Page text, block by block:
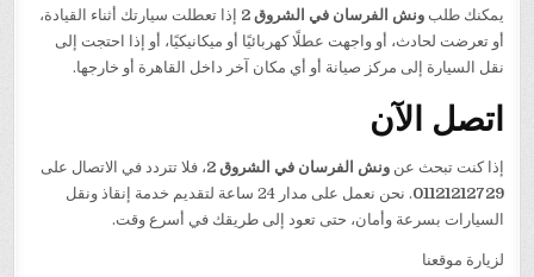
يمكنك طلبونش الفرسان في الشروق 2
إذا تعطلت سيارتك أثناء القيادة،
أو تعرضت لحادث، أو واجهت عطلًا كهربائيًا أو ميكانيكيًا، أو إذا احتجت إلى
نقل السيارة إلى مركز صيانة أو أي مكان آخر داخل القاهرة أو خارجها.
اتصل الآن
إذا كنت تبحث عنونش الفرسان في الشروق 2 ، فلا تتردد في الاتصال على
01121212729
. نحن نعمل على مدار 24 ساعة لتقديم خدمة إنقاذ ونقل
السيارات بسرعة وأمان، حتى تعود إلى طريقك في أسرع وقت.
لزيارة موقعنا